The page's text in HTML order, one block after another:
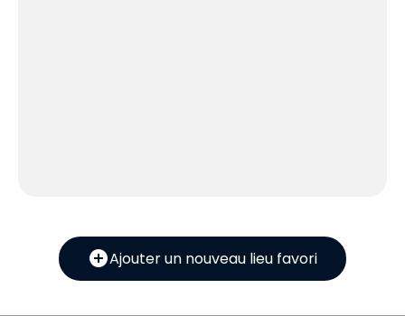
add_circleAjouter un nouveau lieu favori